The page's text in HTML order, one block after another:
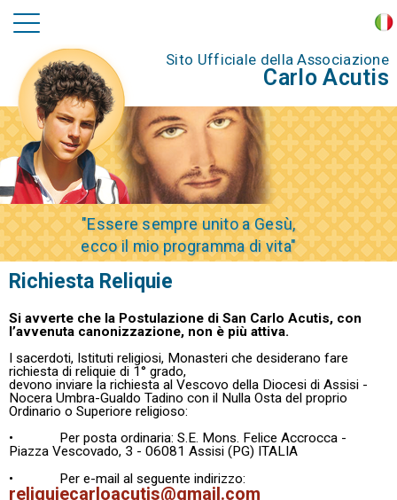
Sito Ufficiale della Associazione
Carlo Acutis
"Essere sempre unito a Gesù,
ecco il mio programma di vita"
Richiesta Reliquie
Si avverte che la Postulazione di San Carlo Acutis, con
l’avvenuta canonizzazione, non è più attiva.
I sacerdoti, Istituti religiosi, Monasteri che desiderano fare
richiesta di reliquie di 1° grado,
devono inviare la richiesta al Vescovo della Diocesi di Assisi -
Nocera Umbra-Gualdo Tadino con il Nulla Osta del proprio
Ordinario o Superiore religioso:
• Per posta ordinaria: S.E. Mons. Felice Accrocca -
Piazza Vescovado, 3 - 06081 Assisi (PG) ITALIA
• Per e-mail al seguente indirizzo:
reliquiecarloacutis@gmail.com